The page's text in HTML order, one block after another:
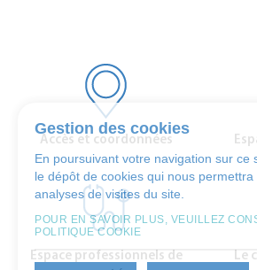
Accès et coordonnées
Espace professionnels de
Le
Gestion des cookies
En poursuivant votre navigation sur ce
le dépôt de cookies qui nous
analyses de visites du site.
POUR EN SAVOIR PLUS, VEUILLEZ
POLITIQUE COOKIE